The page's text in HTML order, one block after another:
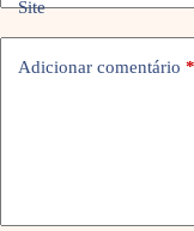
Site
Adicionar comentário *